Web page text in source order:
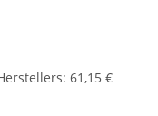
: 61,15 €